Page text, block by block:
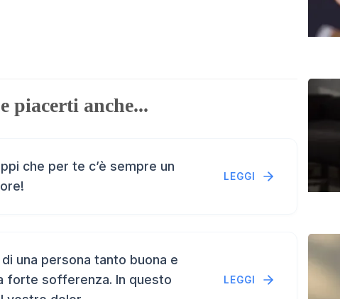
piacerti anche...
che per te c’è sempre un
LEGGI
una persona tanto buona e
forte sofferenza. In questo
LEGGI